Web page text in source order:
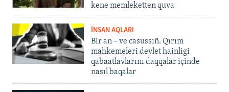
kene memleketten quva
İNSAN AQLARI
Bir an – ve casussıñ. Qırım
mahkemeleri devlet hainligi
qabaatlavlarını daqqalar içinde
nasıl baqalar